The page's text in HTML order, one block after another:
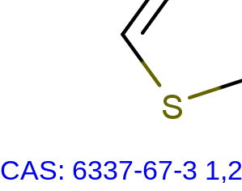
CAS: 6337-67-3